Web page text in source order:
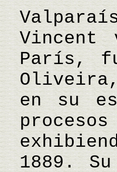
Vincent
París,
en su
1889.